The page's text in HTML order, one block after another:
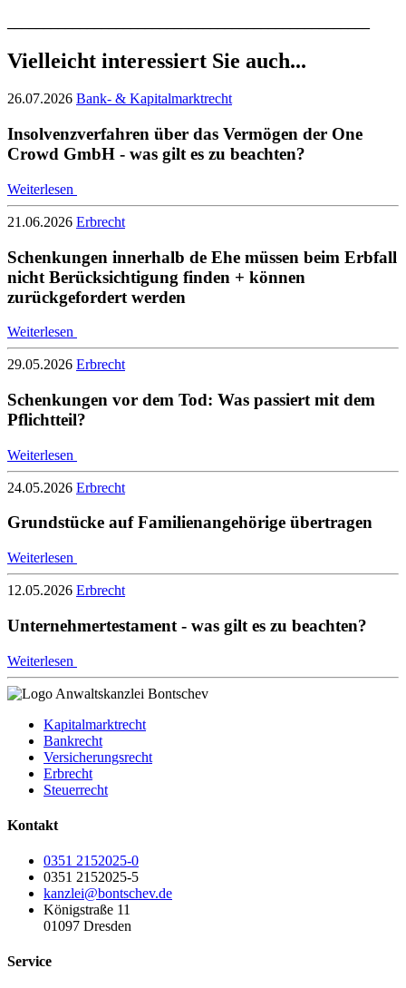
Vielleicht interessiert Sie auch...
26.07.2026 Bank- & Kapitalmarktrecht
Insolvenzverfahren über das Vermögen der One
Crowd GmbH - was gilt es zu beachten?
Weiterlesen
21.06.2026 Erbrecht
Schenkungen innerhalb de Ehe müssen beim Erbfall
nicht Berücksichtigung finden + können
zurückgefordert werden
Weiterlesen
29.05.2026 Erbrecht
Schenkungen vor dem Tod: Was passiert mit dem
Pflichtteil?
Weiterlesen
24.05.2026 Erbrecht
Grundstücke auf Familienangehörige übertragen
Weiterlesen
12.05.2026 Erbrecht
Unternehmertestament - was gilt es zu beachten?
Weiterlesen
Kapitalmarktrecht
Bankrecht
Versicherungsrecht
Erbrecht
Steuerrecht
Kontakt
0351 2152025-0
0351 2152025-5
kanzlei@bontschev.de
Königstraße 11
01097 Dresden
Service